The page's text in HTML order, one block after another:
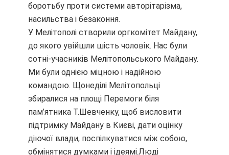
боротьбу проти системи авторітарізма,
насильства і безаконня.
У Мелітополі створили оргкомітет Майдану,
до якого увійшли шість чоловік. Нас були
сотні-учасників Мелітопольського Майдану.
Ми були однією міцною і надійною
командою. Щонеділі Мелітопольці
збиралися на площі Перемоги біля
пам’ятника Т.Шевченку, щоб висловити
підтримку Майдану в Києві, дати оцінку
діючої влади, поспілкуватися між собою,
обмінятися думками і ідеямі.Люді